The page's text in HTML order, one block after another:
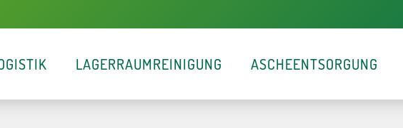
LAGERRAUMREINIGUNG ASCHEENTSORGUNG